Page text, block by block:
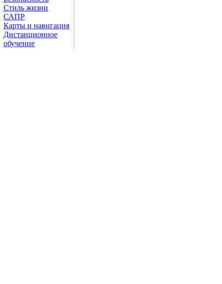
Стиль жизни
САПР
Карты и навигация
Дистанционное
обучение